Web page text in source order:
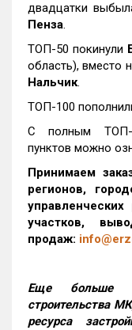
двадцатки
Пенза.
ТОП-50 покинули
область), вместо
Нальчик.
ТОП-100
С полным ТОП-
пунктов можно
Принимаем
регионов,
участков,
продаж:
Еще больше
строительства
ресурса